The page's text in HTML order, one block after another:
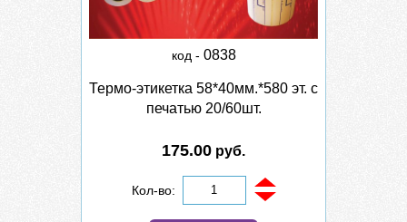
код - 0838
Термо-этикетка 58*40мм.*580 эт. с
печатью 20/60шт.
175.00 руб.
Кол-во: